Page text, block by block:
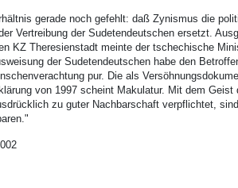
Leben
Geschichte
Ostpreußen
Pommern
Brandenburg
Schlesien
gerade noch gefehlt: daß Zynismus die
Vertreibung der Sudetendeutschen ersetzt.
KZ Theresienstadt meinte der tschechische
der Sudetendeutschen habe den
pur. Die als
von 1997 scheint Makulatur. Mit dem Geist
zu guter Nachbarschaft verpflichtet,